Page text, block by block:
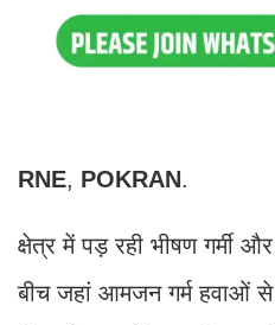
RNE, POKRAN.
क्षेत्र में पड़ रही भीषण गर्मी
बीच जहां आमजन गर्म हवाओं